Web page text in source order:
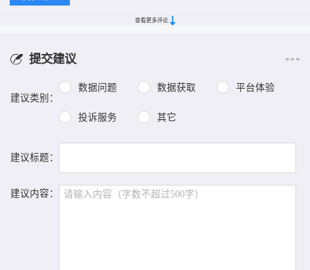
查看更多评论
提交建议
建议类别：
数据问题 数据获取 平台体验
投诉服务 其它
建议标题：
建议内容：